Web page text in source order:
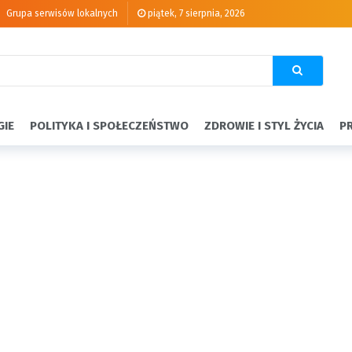
Grupa serwisów lokalnych piątek, 7 sierpnia, 2026
POLITYKA I SPOŁECZEŃSTWO ZDROWIE I STYL ŻYCIA